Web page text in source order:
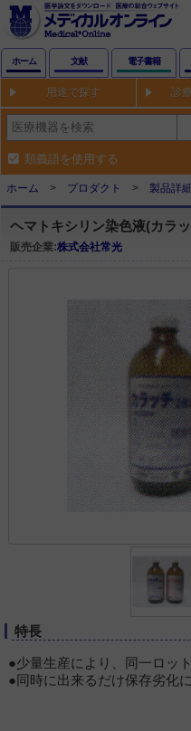
ホーム 文献 電子書籍
用途で探す 診
類義語を使用する
ホーム プロダクト 製品詳細
ヘマトキシリン染色液(カラ
販売企業:株式会社常光
特長
●少量生産により、同一ロッ
●同時に出来るだけ保存劣化